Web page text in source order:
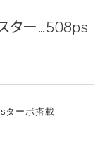
ター…508ps
ターボ搭載